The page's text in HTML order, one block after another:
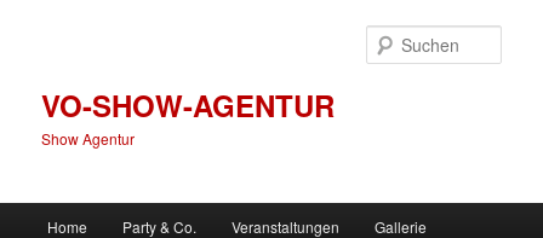
VO-SHOW-AGENTUR
Show Agentur
Home Party & Co. Veranstaltungen Gallerie